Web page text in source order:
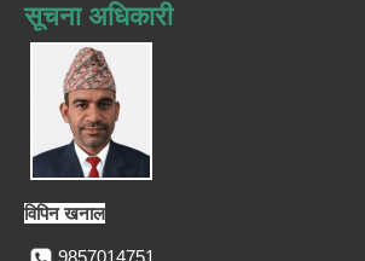
सूचना अधिकारी
विपिन खनाल
9857014751